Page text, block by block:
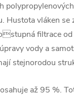
Hustota vláken
filtrace
vody a
stejnorodou
až 95 %.